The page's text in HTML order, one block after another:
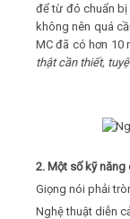
để từ đó chuẩn bị
không nên quá
MC đã có hơn 10
thật cần thiết,
2. Một số kỹ năng
Giọng nói phải
Nghệ thuật diễn